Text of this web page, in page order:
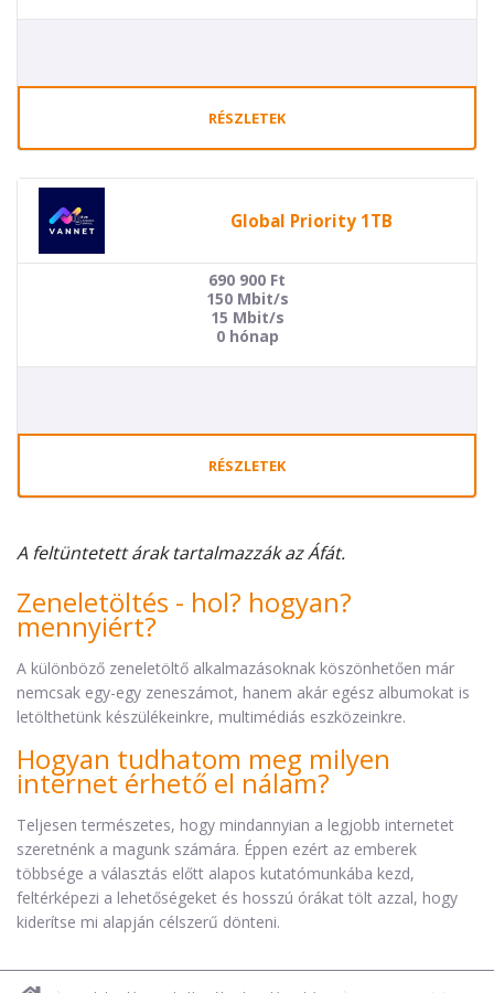
RÉSZLETEK
Global Priority 1TB
690 900 Ft
150 Mbit/s
15 Mbit/s
0 hónap
RÉSZLETEK
A feltüntetett árak tartalmazzák az Áfát.
Zeneletöltés - hol? hogyan?
mennyiért?
A különböző zeneletöltő alkalmazásoknak köszönhetően már
nemcsak egy-egy zeneszámot, hanem akár egész albumokat is
letölthetünk készülékeinkre, multimédiás eszközeinkre.
Hogyan tudhatom meg milyen
internet érhető el nálam?
Teljesen természetes, hogy mindannyian a legjobb internetet
szeretnénk a magunk számára. Éppen ezért az emberek
többsége a választás előtt alapos kutatómunkába kezd,
feltérképezi a lehetőségeket és hosszú órákat tölt azzal, hogy
kiderítse mi alapján célszerű dönteni.